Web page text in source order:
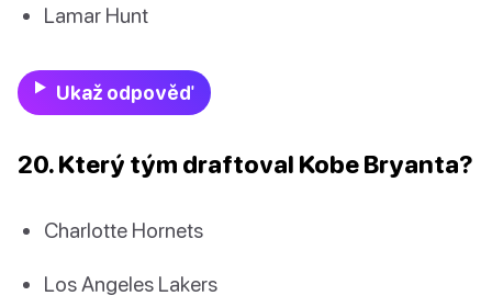
Lamar Hunt
Ukaž odpověď
20. Který tým draftoval Kobe Bryanta?
Charlotte Hornets
Los Angeles Lakers